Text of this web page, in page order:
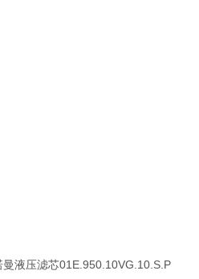
液压滤芯01E.950.10VG.10.S.P